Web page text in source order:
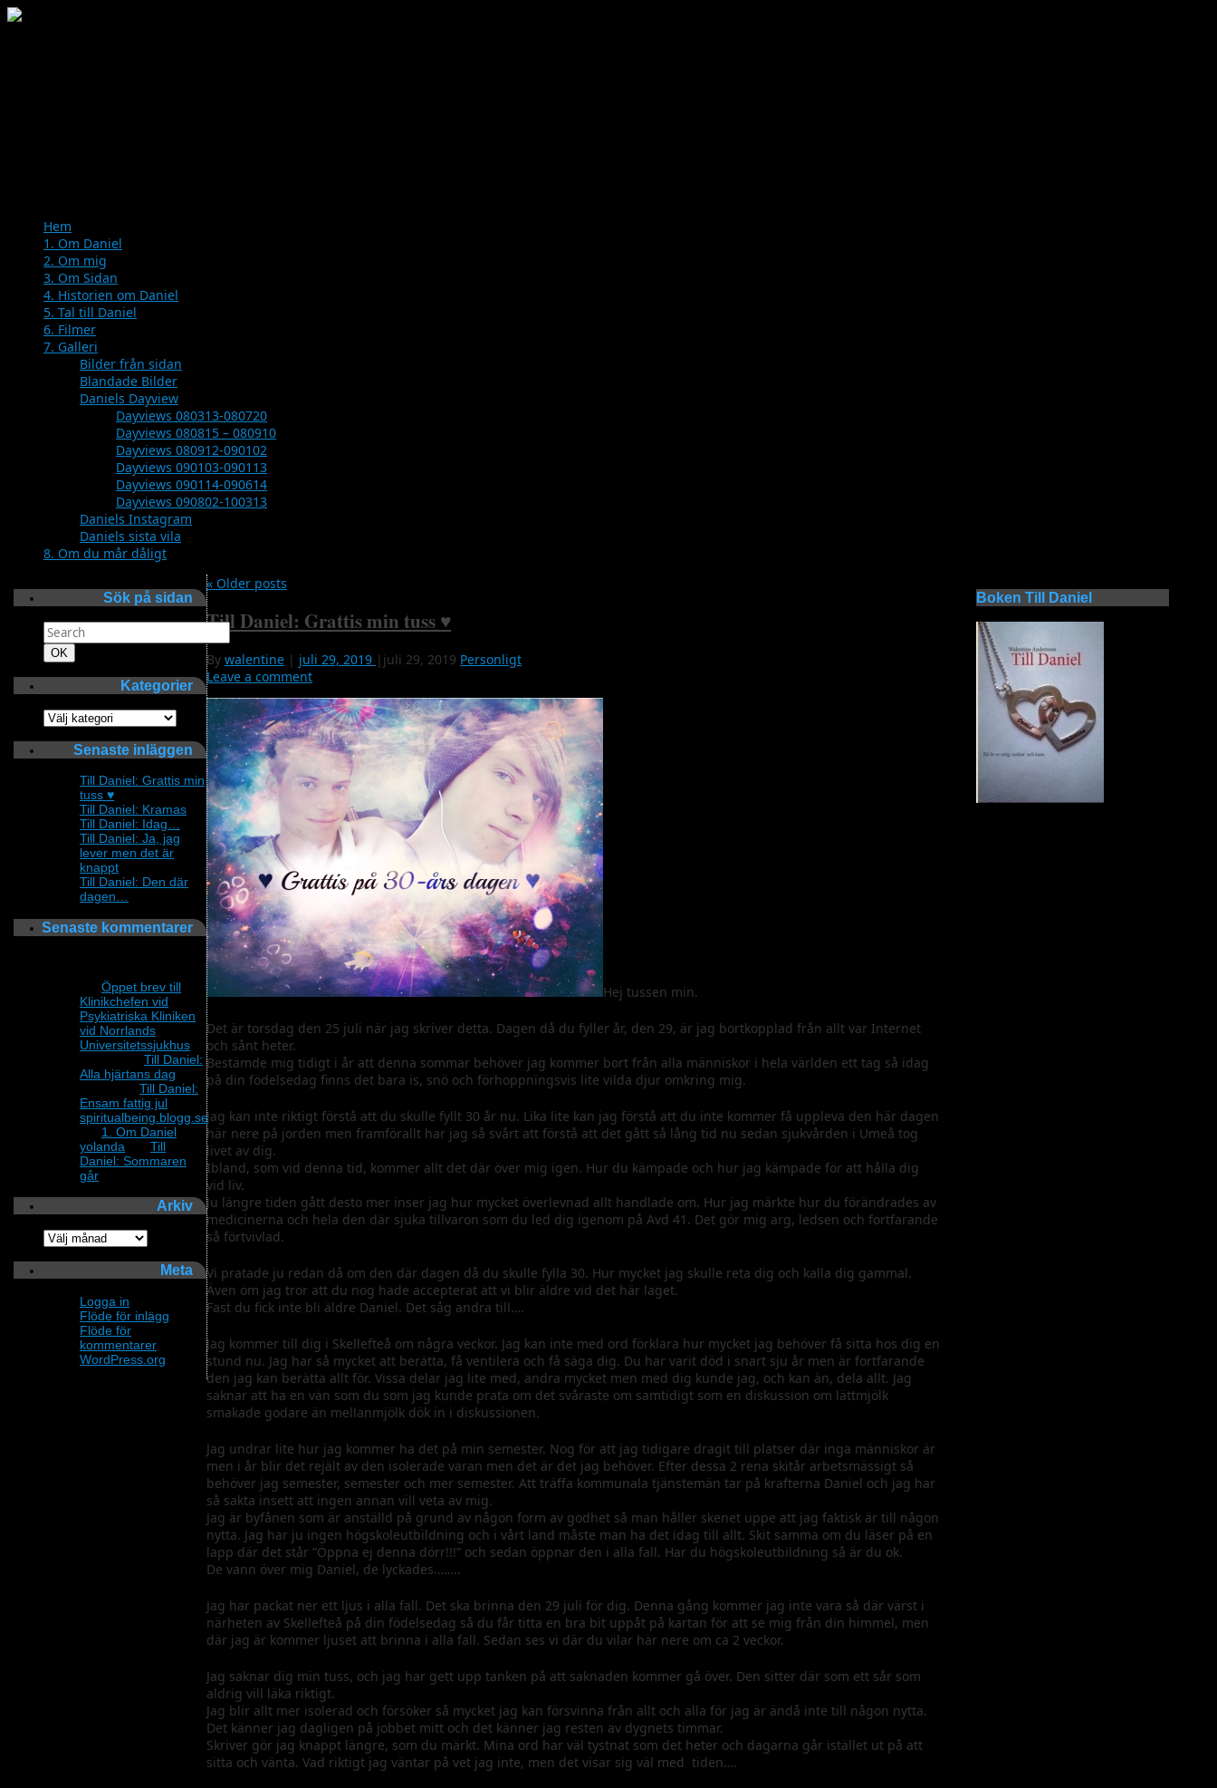
content
Hem
1. Om Daniel
2. Om mig
3. Om Sidan
4. Historien om Daniel
5. Tal till Daniel
6. Filmer
7. Galleri
Bilder från sidan
Blandade Bilder
Daniels Dayview
Dayviews 080313-080720
Dayviews 080815 – 080910
Dayviews 080912-090102
Dayviews 090103-090113
Dayviews 090114-090614
Dayviews 090802-100313
Daniels Instagram
Daniels sista vila
8. Om du mår dåligt
« Older posts
Till Daniel: Grattis min tuss ♥
By walentine | juli 29, 2019 | juli 29, 2019 Personligt
Leave a comment
Hej tussen min.
Det är torsdag den 25 juli när jag skriver detta. Dagen då du fyller år, den 29, är jag bortkopplad från allt var Internet
och sånt heter.
Bestämde mig tidigt i år att denna sommar behöver jag kommer bort från alla människor i hela världen ett tag så idag
på din födelsedag finns det bara is, snö och förhoppningsvis lite vilda djur omkring mig.
Jag kan inte riktigt förstå att du skulle fyllt 30 år nu. Lika lite kan jag förstå att du inte kommer få uppleva den här dagen
här nere på jorden men framförallt har jag så svårt att förstå att det gått så lång tid nu sedan sjukvården i Umeå tog
livet av dig.
Ibland, som vid denna tid, kommer allt det där över mig igen. Hur du kämpade och hur jag kämpade för att hålla dig
vid liv.
Ju längre tiden gått desto mer inser jag hur mycket överlevnad allt handlade om. Hur jag märkte hur du förändrades av
medicinerna och hela den där sjuka tillvaron som du led dig igenom på Avd 41. Det gör mig arg, ledsen och fortfarande
så förtvivlad.
Vi pratade ju redan då om den där dagen då du skulle fylla 30. Hur mycket jag skulle reta dig och kalla dig gammal.
Även om jag tror att du nog hade accepterat att vi blir äldre vid det här laget.
Fast du fick inte bli äldre Daniel. Det såg andra till….
Jag kommer till dig i Skellefteå om några veckor. Jag kan inte med ord förklara hur mycket jag behöver få sitta hos dig en
stund nu. Jag har så mycket att berätta, få ventilera och få säga dig. Du har varit död i snart sju år men är fortfarande
den jag kan berätta allt för. Vissa delar jag lite med, andra mycket men med dig kunde jag, och kan än, dela allt. Jag
saknar att ha en vän som du som jag kunde prata om det svåraste om samtidigt som en diskussion om lättmjölk
smakade godare än mellanmjölk dök in i diskussionen.
Jag undrar lite hur jag kommer ha det på min semester. Nog för att jag tidigare dragit till platser där inga människor är
men i år blir det rejält av den isolerade varan men det är det jag behöver. Efter dessa 2 rena skitår arbetsmässigt så
behöver jag semester, semester och mer semester. Att träffa kommunala tjänstemän tar på krafterna Daniel och jag har
så sakta insett att ingen annan vill veta av mig.
Jag är byfånen som är anställd på grund av någon form av godhet så man håller skenet uppe att jag faktisk är till någon
nytta. Jag har ju ingen högskoleutbildning och i vårt land måste man ha det idag till allt. Skit samma om du läser på en
lapp där det står ”Öppna ej denna dörr!!!” och sedan öppnar den i alla fall. Har du högskoleutbildning så är du ok.
De vann över mig Daniel, de lyckades……..
Jag har packat ner ett ljus i alla fall. Det ska brinna den 29 juli för dig. Denna gång kommer jag inte vara så där värst i
närheten av Skellefteå på din födelsedag så du får titta en bra bit uppåt på kartan för att se mig från din himmel, men
där jag är kommer ljuset att brinna i alla fall. Sedan ses vi där du vilar här nere om ca 2 veckor.
Jag saknar dig min tuss, och jag har gett upp tanken på att saknaden kommer gå över. Den sitter där som ett sår som
aldrig vill läka riktigt.
Jag blir allt mer isolerad och försöker så mycket jag kan försvinna från allt och alla för jag är ändå inte till någon nytta.
Det känner jag dagligen på jobbet mitt och det känner jag resten av dygnets timmar.
Skriver gör jag knappt längre, som du märkt. Mina ord har väl tystnat som det heter och dagarna går istället ut på att
sitta och vänta. Vad riktigt jag väntar på vet jag inte, men det visar sig väl med tiden….
Sök på sidan
Search
for:
Search
OK
Kategorier
Kategorier
Senaste inläggen
Till Daniel: Grattis min
tuss ♥
Till Daniel: Kramas
Till Daniel: Idag…
Till Daniel: Ja, jag
lever men det är
knappt
Till Daniel: Den där
dagen…
Senaste kommentarer
Öppet brev till
Klinikchefen vid
Psykiatriska Kliniken
vid Norrlands
Universitetssjukhus
Till Daniel:
Alla hjärtans dag
Till Daniel:
Ensam fattig jul
spiritualbeing.blogg.se
1. Om Daniel
yolanda
Till
Daniel: Sommaren
går
Arkiv
Arkiv
Meta
Logga in
Flöde för inlägg
Flöde för
kommentarer
WordPress.org
Boken Till Daniel